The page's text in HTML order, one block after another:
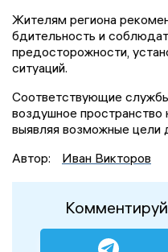
Жителям региона
бдительность и
предосторожности,
ситуаций.
Соответствующие
воздушное
выявляя возможные
Автор:
Иван Викторов